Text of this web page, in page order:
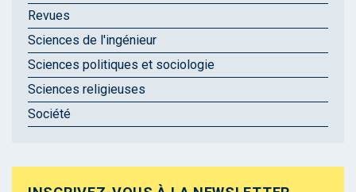
Revues
Sciences de l'ingénieur
Sciences politiques et sociologie
Sciences religieuses
Société